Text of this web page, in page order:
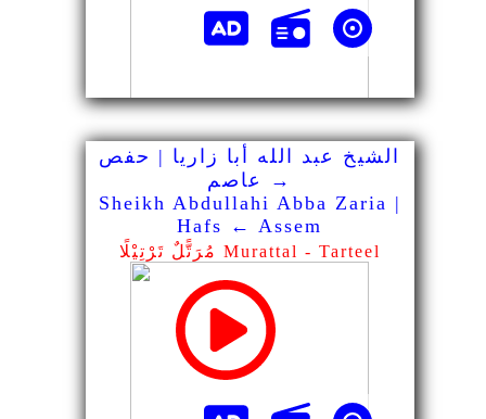
الشيخ عبد الله أبا زاريا | حفص
→ عاصم
Sheikh Abdullahi Abba Zaria |
Hafs ← Assem
مُرَتًّلٌ تَرْتِيْلًا Murattal - Tarteel